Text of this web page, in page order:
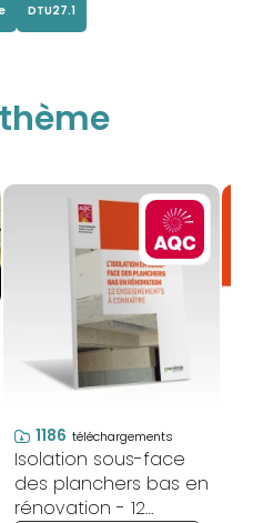
DTU27.1
1186 téléchargements
Isolation sous-face
des planchers bas en
rénovation - 12